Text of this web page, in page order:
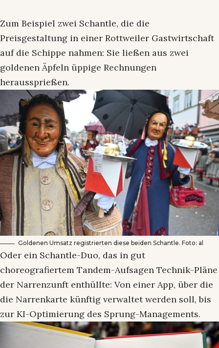
Zum Beispiel zwei Schantle, die die
Preisgestaltung in einer Rottweiler Gastwirtschaft
auf die Schippe nahmen: Sie ließen aus zwei
goldenen Äpfeln üppige Rechnungen
heraussprießen.
Goldenen Umsatz registrierten diese beiden Schantle. Foto: al
Oder ein Schantle-Duo, das in gut
choreografiertem Tandem-Aufsagen Technik-Pläne
der Narrenzunft enthüllte: Von einer App, über die
die Narrenkarte künftig verwaltet werden soll, bis
zur KI-Optimierung des Sprung-Managements.